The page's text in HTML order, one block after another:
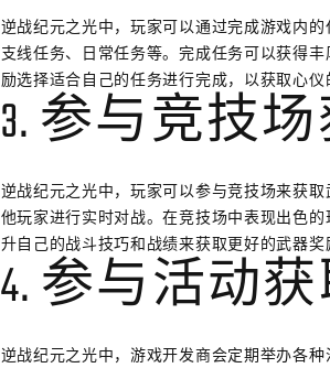
逆战纪元之光中，玩家可以通过完成游戏内
支线任务、日常任务等。完成任务可以获得
励选择适合自己的任务进行完成，以获取心
3. 参与竞技
逆战纪元之光中，玩家可以参与竞技场来获
他玩家进行实时对战。在竞技场中表现出色
升自己的战斗技巧和战绩来获取更好的武器奖
4. 参与活动
逆战纪元之光中，游戏开发商会定期举办各